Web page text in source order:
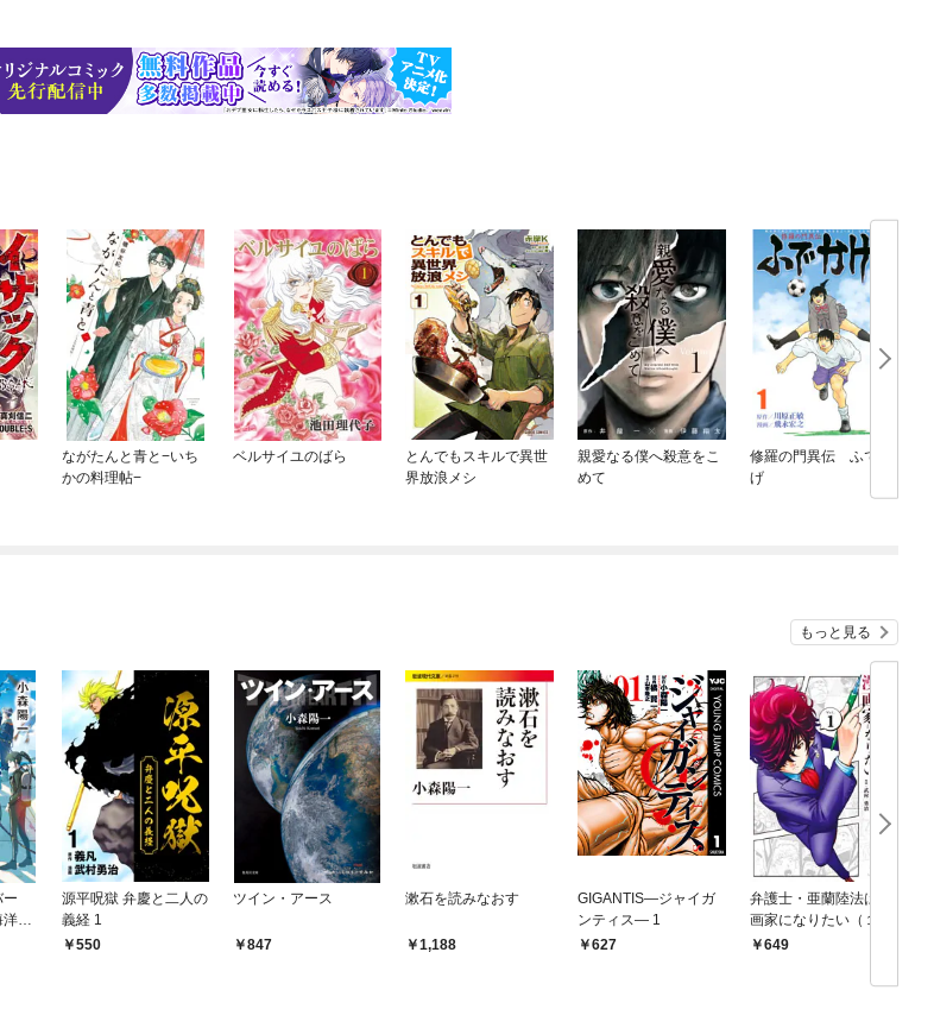
ながたんと青と−いち
かの料理帖−
ベルサイユのばら
とんでもスキルで異世
界放浪メシ
親愛なる僕へ殺意をこ
めて
修羅の門異伝 ふでか
げ
もっと見る
ー
開
源平呪獄 弁慶と二人の
義経 1
550
ツイン・アース
847
漱石を読みなおす
1,188
GIGANTIS―ジャイガ
ンティス― 1
627
弁護士・亜蘭陸法は漫
画家になりたい（１）
649